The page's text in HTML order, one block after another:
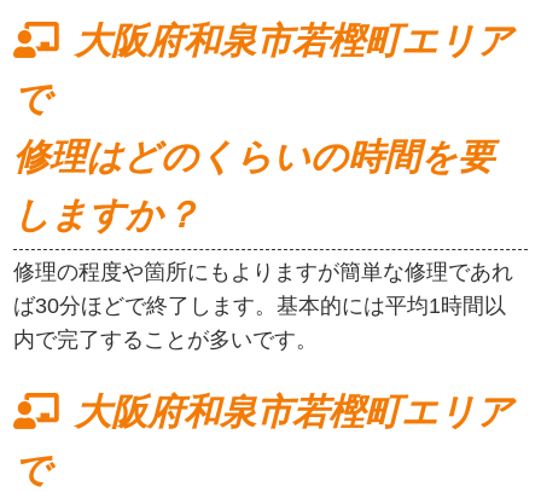
大阪府和泉市若樫町エリア
で
修理はどのくらいの時間を要
しますか？
修理の程度や箇所にもよりますが簡単な修理であれ
ば30分ほどで終了します。基本的には平均1時間以
内で完了することが多いです。
大阪府和泉市若樫町エリア
で